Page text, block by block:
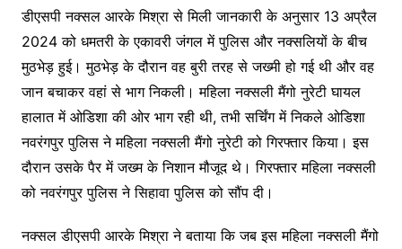
डीएसपी नक्सल आरके मिश्रा से मिली जानकारी के अनुसार 13 अप्रैल
2024 को धमतरी के एकावरी जंगल में पुलिस और नक्सलियों के बीच
मुठभेड़ हुई। मुठभेड़ के दौरान वह बुरी तरह से जख्मी हो गई थी और वह
जान बचाकर वहां से भाग निकली। महिला नक्सली मैंगो नुरेटी घायल
हालात में ओडिशा की ओर भाग रही थी, तभी सर्चिंग में निकले ओडिशा
नवरंगपुर पुलिस ने महिला नक्सली मैंगो नुरेटी को गिरफ्तार किया। इस
दौरान उसके पैर में जख्म के निशान मौजूद थे। गिरफ्तार महिला नक्सली
को नवरंगपुर पुलिस ने सिहावा पुलिस को सौंप दी।
नक्सल डीएसपी आरके मिश्रा ने बताया कि जब इस महिला नक्सली मैंगो